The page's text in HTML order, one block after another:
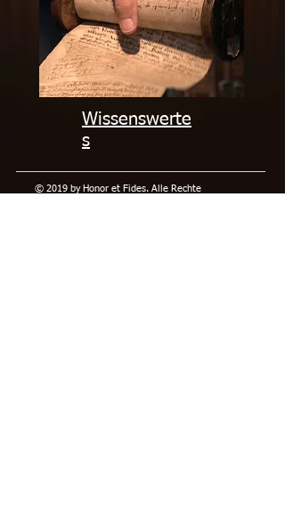
Wissenswerte
s
© 2019 by Honor et Fides. Alle Rechte